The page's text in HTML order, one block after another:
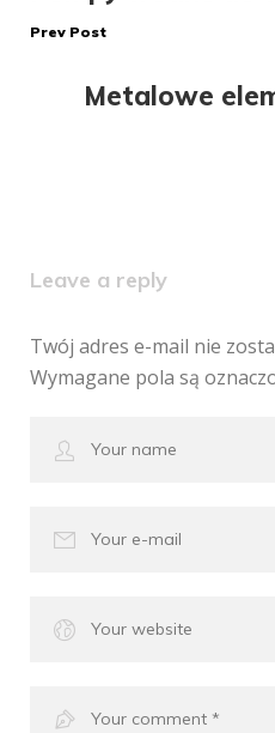
Prev Post
Metalowe
Leave a reply
Twój adres e-mail nie
Wymagane pola są